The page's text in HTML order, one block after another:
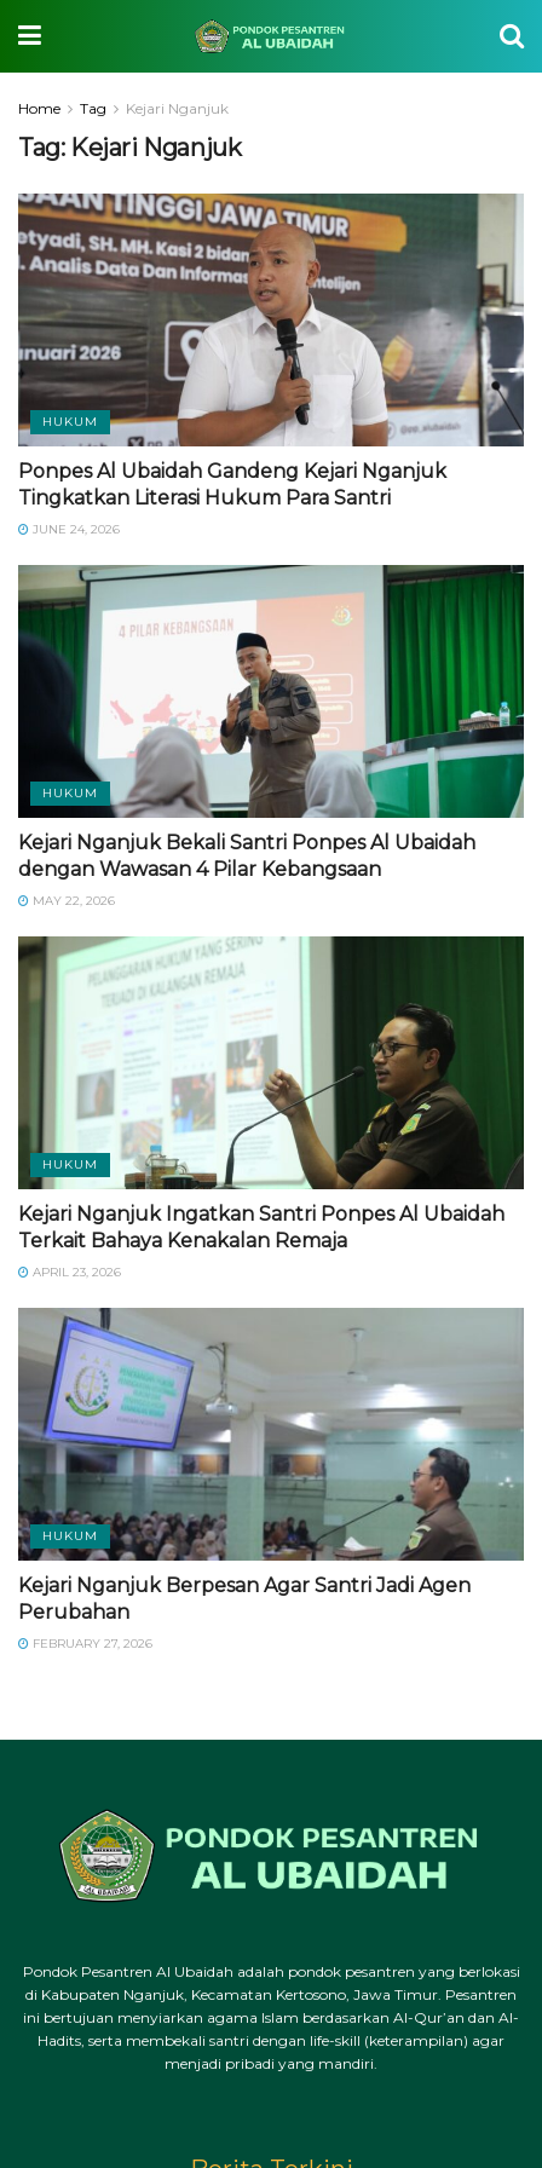
Home Tag Kejari Nganjuk
Tag: Kejari Nganjuk
HUKUM
Ponpes Al Ubaidah Gandeng Kejari Nganjuk
Tingkatkan Literasi Hukum Para Santri
JUNE 24, 2026
HUKUM
Kejari Nganjuk Bekali Santri Ponpes Al Ubaidah
dengan Wawasan 4 Pilar Kebangsaan
MAY 22, 2026
HUKUM
Kejari Nganjuk Ingatkan Santri Ponpes Al Ubaidah
Terkait Bahaya Kenakalan Remaja
APRIL 23, 2026
HUKUM
Kejari Nganjuk Berpesan Agar Santri Jadi Agen
Perubahan
FEBRUARY 27, 2026
Pondok Pesantren Al Ubaidah adalah pondok pesantren yang berlokasi
di Kabupaten Nganjuk, Kecamatan Kertosono, Jawa Timur. Pesantren
ini bertujuan menyiarkan agama Islam berdasarkan Al-Qur’an dan Al-
Hadits, serta membekali santri dengan life-skill (keterampilan) agar
menjadi pribadi yang mandiri.